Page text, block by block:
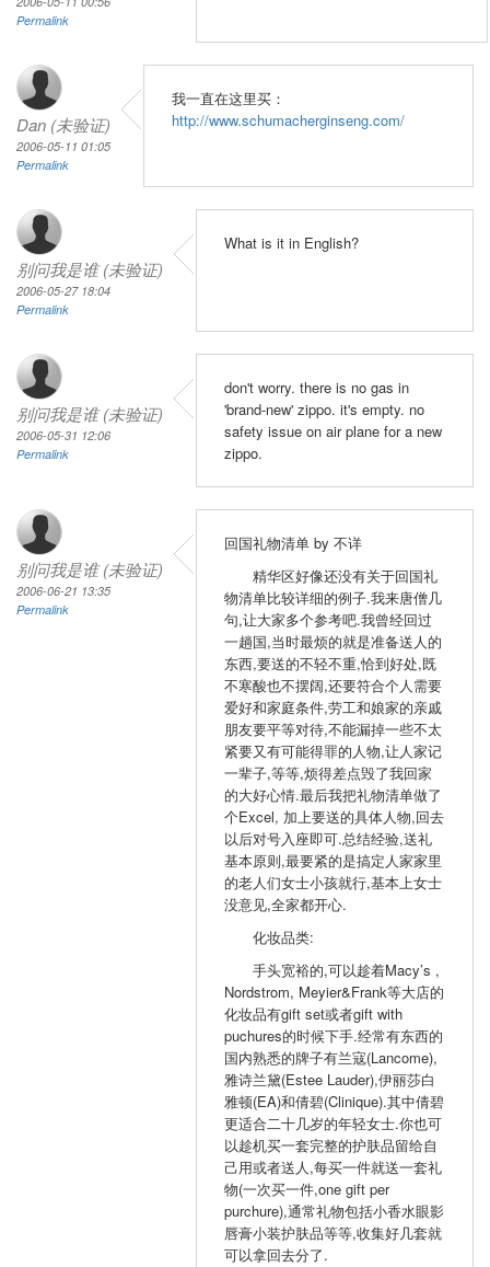
Permalink
Dan (未验证)
2006-05-11 01:05
Permalink
我一直在这里买：
http://www.schumacherginseng.com/
别问我是谁 (未验证)
2006-05-27 18:04
Permalink
What is it in English?
别问我是谁 (未验证)
2006-05-31 12:06
Permalink
don't worry. there is no gas in
'brand-new' zippo. it's empty. no
safety issue on air plane for a new
zippo.
别问我是谁 (未验证)
2006-06-21 13:35
Permalink
回国礼物清单 by 不详
精华区好像还没有关于回国礼
物清单比较详细的例子.我来唐僧几
句,让大家多个参考吧.我曾经回过
一趟国,当时最烦的就是准备送人的
东西,要送的不轻不重,恰到好处,既
不寒酸也不摆阔,还要符合个人需要
爱好和家庭条件,劳工和娘家的亲戚
朋友要平等对待,不能漏掉一些不太
紧要又有可能得罪的人物,让人家记
一辈子,等等,烦得差点毁了我回家
的大好心情.最后我把礼物清单做了
个Excel, 加上要送的具体人物,回去
以后对号入座即可.总结经验,送礼
基本原则,最要紧的是搞定人家家里
的老人们女士小孩就行,基本上女士
没意见,全家都开心.
化妆品类:
手头宽裕的,可以趁着Macy’s ,
Nordstrom, Meyier&Frank等大店的
化妆品有gift set或者gift with
puchures的时候下手.经常有东西的
国内熟悉的牌子有兰寇(Lancome),
雅诗兰黛(Estee Lauder),伊丽莎白
雅顿(EA)和倩碧(Clinique).其中倩碧
更适合二十几岁的年轻女士.你也可
以趁机买一套完整的护肤品留给自
己用或者送人,每买一件就送一套礼
物(一次买一件,one gift per
purchure),通常礼物包括小香水眼影
唇膏小装护肤品等等,收集好几套就
可以拿回去分了.